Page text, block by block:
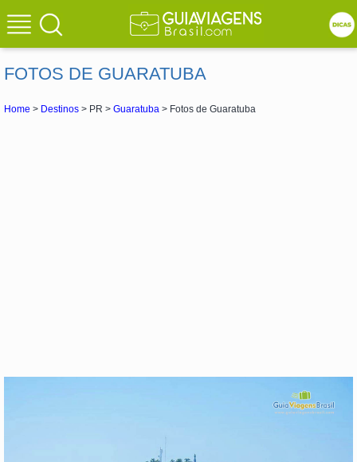
FOTOS DE GUARATUBA
Home > Destinos > PR > Guaratuba > Fotos de Guaratuba